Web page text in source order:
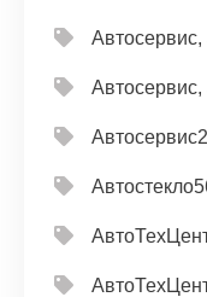
Автосервис,
Автосервис,